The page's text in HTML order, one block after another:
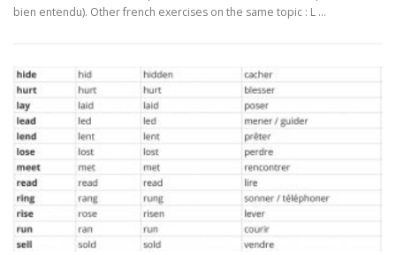
bien entendu). Other french exercises on the same topic : L …